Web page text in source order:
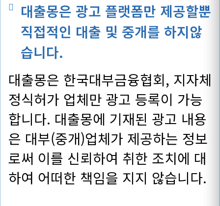
대출몽은 광고 플랫폼만 제공할뿐
직접적인 대출 및 중개를 하지않
습니다.
대출몽은 한국대부금융협회, 지자체
정식허가 업체만 광고 등록이 가능
합니다. 대출몽에 기재된 광고 내용
은 대부(중개)업체가 제공하는 정보
로써 이를 신뢰하여 취한 조치에 대
하여 어떠한 책임을 지지 않습니다.